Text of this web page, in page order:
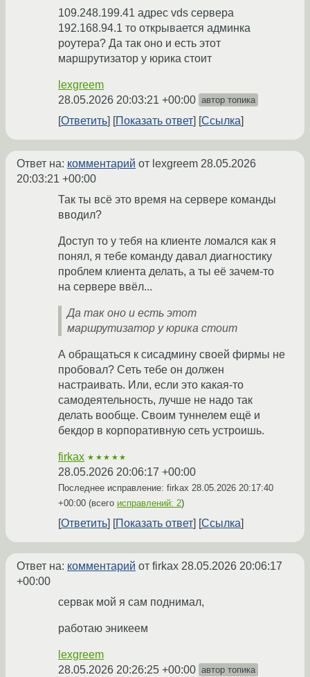
109.248.199.41 адрес vds сервера
192.168.94.1 то открывается админка
роутера? Да так оно и есть этот
маршрутизатор у юрика стоит
lexgreem
28.05.2026 20:03:21 +00:00 автор топика
Ответить Показать ответ Ссылка
Ответ на: комментарий от lexgreem 28.05.2026
20:03:21 +00:00
Так ты всё это время на сервере команды
вводил?
Доступ то у тебя на клиенте ломался как я
понял, я тебе команду давал диагностику
проблем клиента делать, а ты её зачем-то
на сервере ввёл...
Да так оно и есть этот
маршрутизатор у юрика стоит
А обращаться к сисадмину своей фирмы не
пробовал? Сеть тебе он должен
настраивать. Или, если это какая-то
самодеятельность, лучше не надо так
делать вообще. Своим туннелем ещё и
бекдор в корпоративную сеть устроишь.
firkax ★★★★★
28.05.2026 20:06:17 +00:00
Последнее исправление: firkax 28.05.2026 20:17:40
+00:00 (всего исправлений: 2)
Ответить Показать ответ Ссылка
Ответ на: комментарий от firkax 28.05.2026 20:06:17
+00:00
сервак мой я сам поднимал,
работаю эникеем
lexgreem
28.05.2026 20:26:25 +00:00 автор топика